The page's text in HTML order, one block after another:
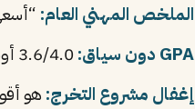
الملخص المهني العام:
GPA دون سياق:
إغفال مشروع التخرج: هو